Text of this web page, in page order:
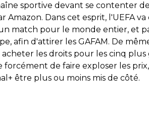
sportive devant se contenter
Amazon. Dans cet esprit, l'UEFA
match pour le monde entier, et
afin d'attirer les GAFAM. De
les droits pour les cinq plus
forcément de faire exploser les
être plus ou moins mis de côté.